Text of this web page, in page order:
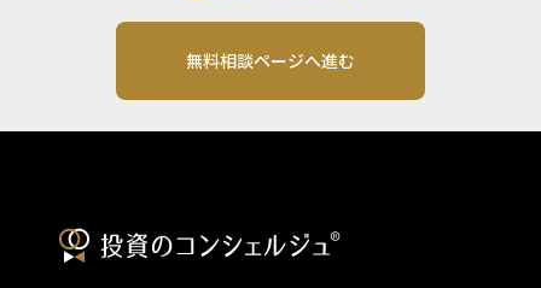
無料相談ページへ進む